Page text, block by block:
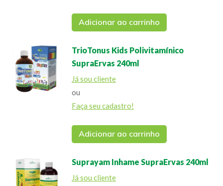
Adicionar ao carrinho
TrioTonus Kids Polivitamínico
SupraErvas 240ml
Já sou cliente
ou
Faça seu cadastro!
Adicionar ao carrinho
Suprayam Inhame SupraErvas 240ml
Já sou cliente